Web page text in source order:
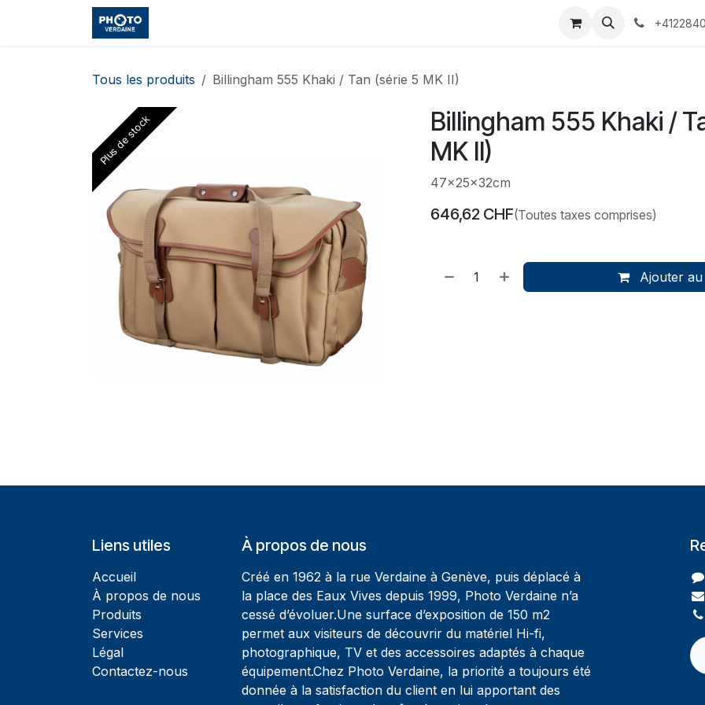
Se rendre au contenu
Événements Services
Tous les produits Billingham 555 Khaki / Tan (série 5 MK II)
Plus de stock
Billingham 555 Khaki /
MK II)
47x25x32cm
646,62CHF(Toutes taxes comprises)
Ajouter
Liens utiles
Accueil
À propos de nous
Produits
Services
Légal
Contactez-nous
À propos de nous
Créé en 1962 à la rue Verdaine à Genève, puis déplacé à
la place des Eaux Vives depuis 1999, Photo Verdaine n’a
cessé d’évoluer.Une surface d’exposition de 150 m2
permet aux visiteurs de découvrir du matériel Hi-fi,
photographique, TV et des accessoires adaptés à chaque
équipement.Chez Photo Verdaine, la priorité a toujours été
donnée à la satisfaction du client en lui apportant des